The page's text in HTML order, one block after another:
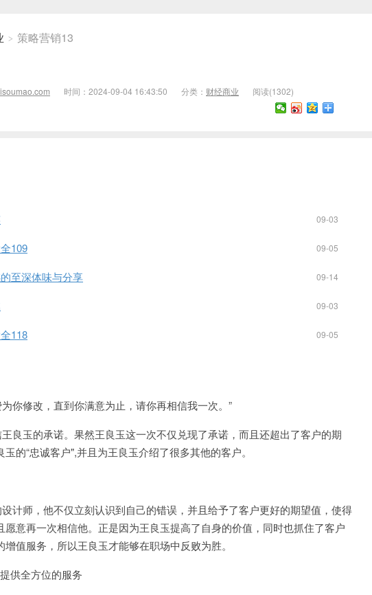
> 策略营销13
时间：2024-09-04 16:43:50 分类： 财经商业 阅读(1302)
09-03
09-05
109
09-14
至深体味与分享
09-03
09-05
118
你修改，直到你满意为止，请你再相信我一次。”
良玉的承诺。果然王良玉这一次不仅兑现了承诺，而且还超出了客户的期
的“忠诚客户",并且为王良玉介绍了很多其他的客户。
计师，他不仅立刻认识到自己的错误，并且给予了客户更好的期望值，使得
意再一次相信他。正是因为王良玉提高了自身的价值，同时也抓住了客户
值服务，所以王良玉才能够在职场中反败为胜。
供全方位的服务